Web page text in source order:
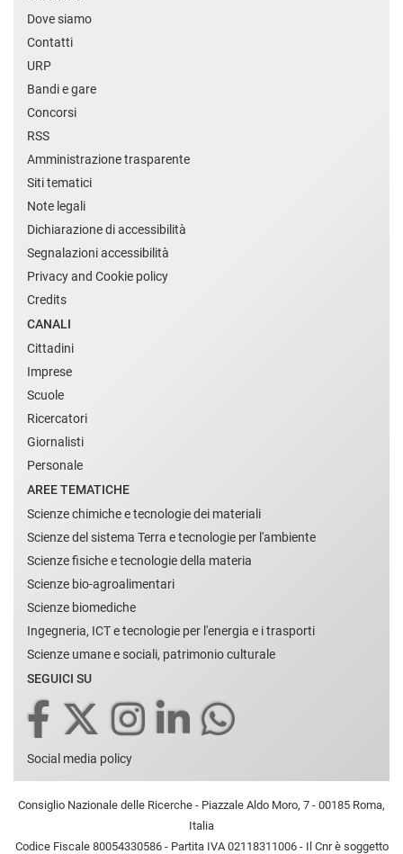
Dove siamo
Contatti
URP
Bandi e gare
Concorsi
RSS
Amministrazione trasparente
Siti tematici
Note legali
Dichiarazione di accessibilità
Segnalazioni accessibilità
Privacy and Cookie policy
Credits
CANALI
Cittadini
Imprese
Scuole
Ricercatori
Giornalisti
Personale
AREE TEMATICHE
Scienze chimiche e tecnologie dei materiali
Scienze del sistema Terra e tecnologie per l'ambiente
Scienze fisiche e tecnologie della materia
Scienze bio-agroalimentari
Scienze biomediche
Ingegneria, ICT e tecnologie per l'energia e i trasporti
Scienze umane e sociali, patrimonio culturale
SEGUICI SU
Social media policy
Consiglio Nazionale delle Ricerche - Piazzale Aldo Moro, 7 - 00185 Roma,
Italia
Codice Fiscale 80054330586 - Partita IVA 02118311006 - Il Cnr è soggetto